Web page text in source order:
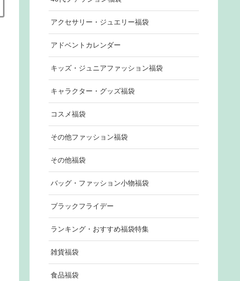
アクセサリー・ジュエリー福袋
アドベントカレンダー
キッズ・ジュニアファッション福袋
キャラクター・グッズ福袋
コスメ福袋
その他ファッション福袋
その他福袋
バッグ・ファッション小物福袋
ブラックフライデー
ランキング・おすすめ福袋特集
雑貨福袋
食品福袋